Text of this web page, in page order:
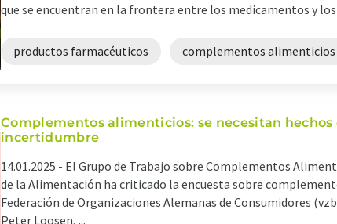
que se encuentran en la frontera entre los medicamentos y
productos farmacéuticos complementos alimenticios
Complementos alimenticios: se necesitan
incertidumbre
14.01.2025 - El Grupo de Trabajo sobre Complementos
de la Alimentación ha criticado la encuesta sobre
Federación de Organizaciones Alemanas de Consumidores
Peter Loosen, ...